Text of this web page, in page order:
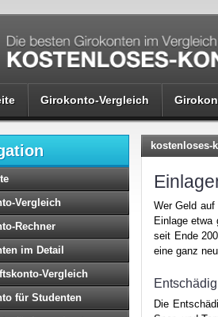
Girokonto-Vergleich
kostenloses-
Wer Geld
Einlage etwa
seit Ende
eine ganz
Die
Vergleich
Rechner
im Detail
Vergleich
für Studenten